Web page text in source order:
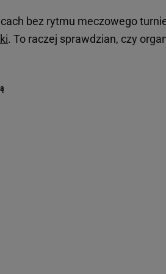
bez rytmu meczowego
. To raczej sprawdzian, czy